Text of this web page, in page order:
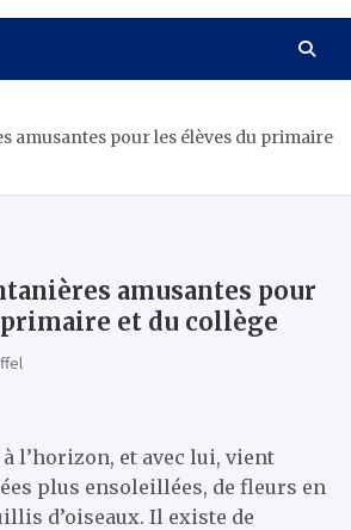
amusantes pour les élèves du primaire
amusantes pour
et du collège
l’horizon, et avec lui, vient
plus ensoleillées, de fleurs en
d’oiseaux. Il existe de